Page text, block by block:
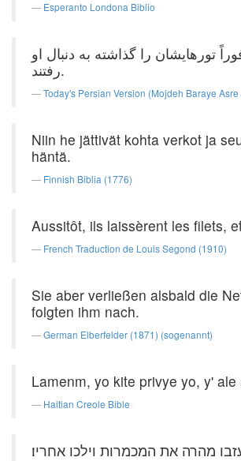
Esperanto Londona Biblio
تورهایشان را گذاشته به دنبال او
رفتند.
Today's Persian Version (Mojdeh Baraye
Niin he jättivät kohta verkot ja
häntä.
Finnish Biblia (1776)
Aussitôt, ils laissèrent les filets,
French Traduction de Louis Segond (1910)
Sie aber verließen alsbald die
folgten ihm nach.
German Elberfelder (1871) (sogenannt)
Lamenm, yo kite privye yo, y' ale
Haitian Creole Bible
מהרה את המכמרות וילכו אחריו׃